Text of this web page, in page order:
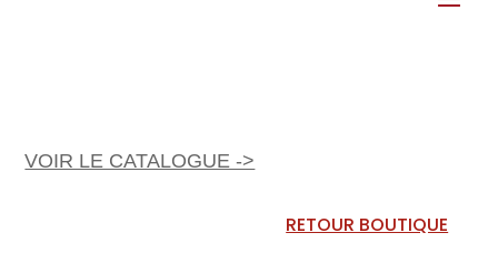
VOIR LE CATALOGUE ->
RETOUR BOUTIQUE